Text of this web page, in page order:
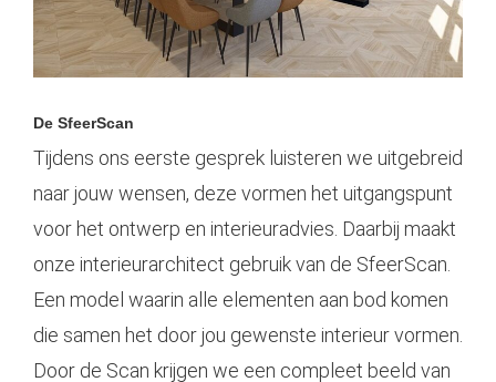
De SfeerScan
Tijdens ons eerste gesprek luisteren we uitgebreid
naar jouw wensen, deze vormen het uitgangspunt
voor het ontwerp en interieuradvies. Daarbij maakt
onze interieurarchitect gebruik van de SfeerScan.
Een model waarin alle elementen aan bod komen
die samen het door jou gewenste interieur vormen.
Door de Scan krijgen we een compleet beeld van